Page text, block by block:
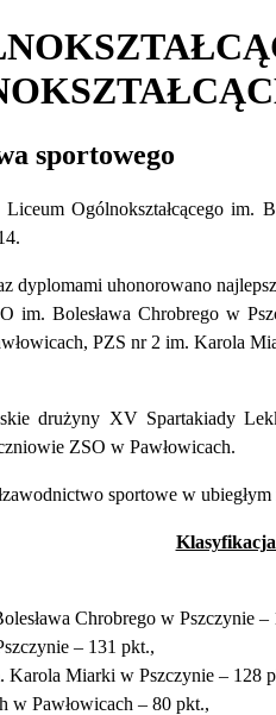
sportowego
Ogólnokształcącego im.
dyplomami uhonorowano
im. Bolesława Chrobrego w
PZS nr 2 im. Karola
drużyny XV Spartakiady
ZSO w Pawłowicach.
sportowe w
Chrobrego w Pszczynie –
– 131 pkt.,
Karola Miarki w Pszczynie – 128
w Pawłowicach – 80 pkt.,